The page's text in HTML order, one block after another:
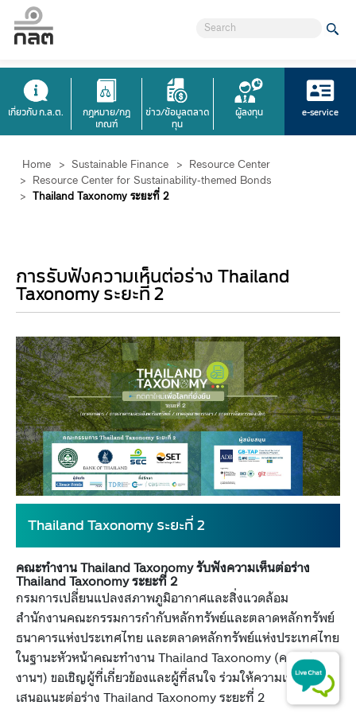
เกี่ยวกับ ก.ล.ต.
กฎหมาย/กฎ
เกณฑ์
ข่าว/ข้อมูลตลาด
ทุน
ผู้ลงทุน e-service
Home > Sustainable Finance > Resource Center
> Resource Center for Sustainability-themed Bonds
> Thailand Taxonomy ระยะที่ 2
การรับฟังความเห็นต่อร่าง Thailand
Taxonomy ระยะที่ 2
Thailand Taxonomy ระยะที่ 2
คณะทำงาน Thailand Taxonomy รับฟังความเห็นต่อร่าง
Thailand Taxonomy ระยะที่ 2​
​กรมการเปลี่ยนแปลงสภาพภูมิอากาศและสิ่งแวดล้อม
สำนักงานคณะกรรมการกำกับหลักทรัพย์และตลาดหลักทรัพย์
ธนาคารแห่งประเทศไทย และตลาดหลักทรัพย์แห่งประเทศไทย
ในฐานะหัวหน้าคณะทำงาน Thailand Taxonomy (คณะทำ
งานฯ) ขอเชิญผู้ที่เกี่ยวข้องและผู้ที่สนใจ ร่วมให้ความเห็นและข้อ
เสนอแนะต่อร่าง Thailand Taxonomy ระยะที่ 2